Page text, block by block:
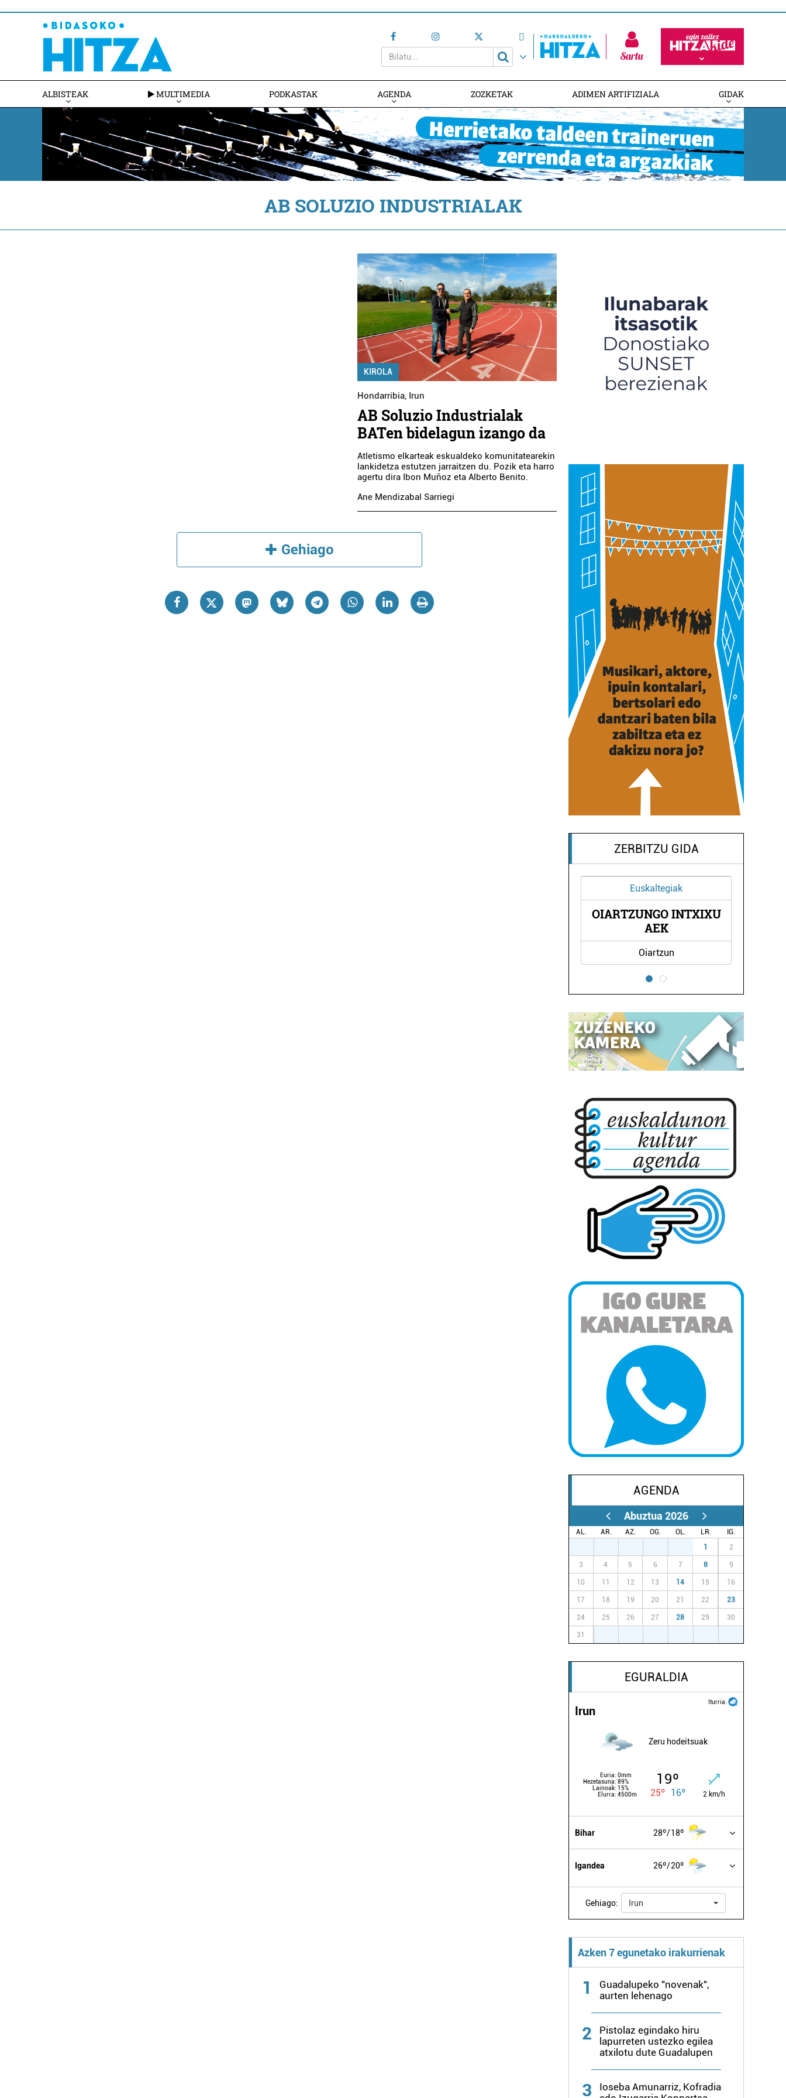
Sartu
ALBISTEAK MULTIMEDIA PODKASTAK AGENDA ZOZKETAK ADIMEN ARTIFIZIALA GIDAK
AB SOLUZIO INDUSTRIALAK
KIROLA
Hondarribia, Irun
AB Soluzio Industrialak
BATen bidelagun izango da
Atletismo elkarteak eskualdeko komunitatearekin
lankidetza estutzen jarraitzen du. Pozik eta harro
agertu dira Ibon Muñoz eta Alberto Benito.
Ane Mendizabal Sarriegi
Gehiago
ZERBITZU GIDA
Euskaltegiak
OIARTZUNGO INTXIXU
AEK
Oiartzun
AGENDA
Abuztua 2026
AL. AR. AZ. OG. OL. LR.
IG.
1 2
3 4 5 6 7 8 9
10 11 12 13 14 15 16
17 18 19 20 21 22 23
24 25 26 27 28 29 30
31
EGURALDIA
Iturria:
Irun
Zeru hodeitsuak
Euria: 0mm
Hezetasuna: 89%
Lainoak: 15%
Elurra: 4500m
19º
25º 16º 2 km/h
Bihar 28º 18º
Igandea 26º 20º
Gehiago: Irun
Azken 7 egunetako irakurrienak
1
Guadalupeko "novenak",
aurten lehenago
2
Pistolaz egindako hiru
lapurreten ustezko egilea
atxilotu dute Guadalupen
3
Ioseba Amunarriz, Kofradia